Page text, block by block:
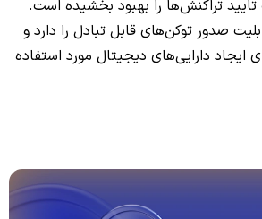
تراکنش‌ها را بهبود بخشیده است.
صدور توکن‌های قابل تبادل را دارد و
ایجاد دارایی‌های دیجیتال مورد استفاده